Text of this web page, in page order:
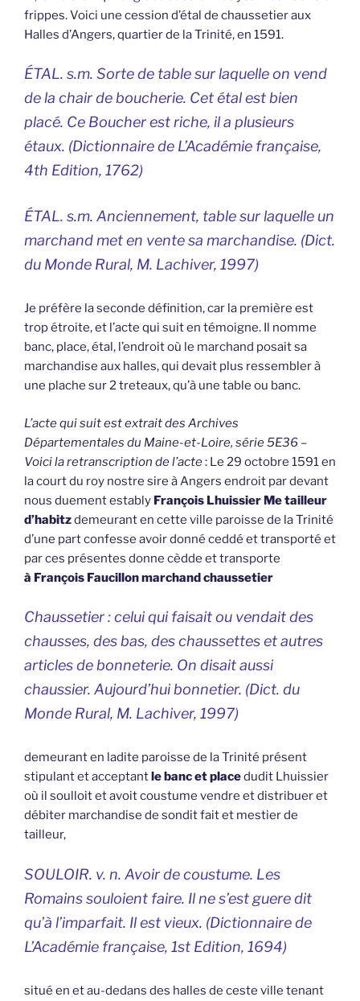
frippes. Voici une cession d’étal de chaussetier aux
Halles d’Angers, quartier de la Trinité, en 1591.
ÉTAL. s.m. Sorte de table sur laquelle on vend
de la chair de boucherie. Cet étal est bien
placé. Ce Boucher est riche, il a plusieurs
étaux. (Dictionnaire de L’Académie française,
4th Edition, 1762)
ÉTAL. s.m. Anciennement, table sur laquelle un
marchand met en vente sa marchandise. (Dict.
du Monde Rural, M. Lachiver, 1997)
Je préfère la seconde définition, car la première est
trop étroite, et l’acte qui suit en témoigne. Il nomme
banc, place, étal, l’endroit où le marchand posait sa
marchandise aux halles, qui devait plus ressembler à
une plache sur 2 treteaux, qu’à une table ou banc.
L’acte qui suit est extrait des Archives
Départementales du Maine-et-Loire, série 5E36 –
Voici la retranscription de l’acte: Le 29 octobre 1591 en
la court du roy nostre sire à Angers endroit par devant
nous duement estably François Lhuissier Me tailleur
d’habitzdemeurant en cette ville paroisse de la Trinité
d’une part confesse avoir donné ceddé et transporté et
par ces présentes donne cèdde et transporte
à François Faucillon marchand chaussetier
Chaussetier : celui qui faisait ou vendait des
chausses, des bas, des chaussettes et autres
articles de bonneterie. On disait aussi
chaussier. Aujourd’hui bonnetier. (Dict. du
Monde Rural, M. Lachiver, 1997)
demeurant en ladite paroisse de la Trinité présent
stipulant et acceptant le banc et placedudit Lhuissier
où il soulloit et avoit coustume vendre et distribuer et
débiter marchandise de sondit fait et mestier de
tailleur,
SOULOIR. v. n. Avoir de coustume. Les
Romains souloient faire. Il ne s’est guere dit
qu’à l’imparfait. Il est vieux. (Dictionnaire de
L’Académie française, 1st Edition, 1694)
situé en et au-dedans des halles de ceste ville tenant